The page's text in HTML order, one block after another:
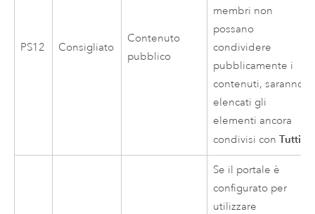
PS12 Consigliato
Contenuto
pubblico
membri non
possano
condividere
pubblicamente i
contenuti, saranno
elencati gli
elementi ancora
condivisi conTutti
Se il portale è
configurato per
utilizzare